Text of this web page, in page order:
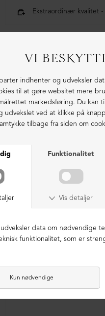
Ekstraordinær kvalitet
LIGNENDE
NEDSAT
Sko med snøre (2. sortering)
DKK 1.599,00
DKK 2.699,00